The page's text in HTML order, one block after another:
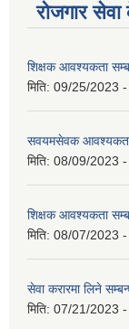
रोजगार
शिक्षक आवश्यकता
मिति: 09/25/2023
सवयमसेवक आवश्यकता
मिति: 08/09/2023
शिक्षक आवश्यकता
मिति: 08/07/2023 -
सेवा करारमा लिने
मिति: 07/21/2023